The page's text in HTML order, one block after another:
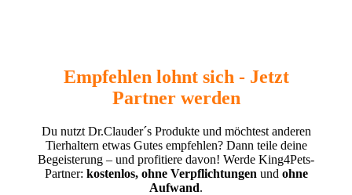
Empfehlen lohnt sich - Jetzt
Partner werden
Du nutzt Dr.Clauder´s Produkte und möchtest anderen
Tierhaltern etwas Gutes empfehlen? Dann teile deine
Begeisterung – und profitiere davon! Werde King4Pets-
Partner: kostenlos, ohne Verpflichtungen und ohne
Aufwand.